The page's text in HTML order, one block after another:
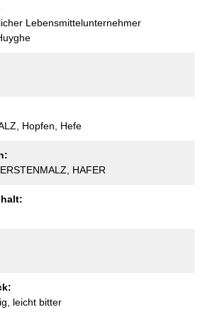
Lebensmittelunternehmer
Hopfen, Hefe
HAFER
leicht bitter